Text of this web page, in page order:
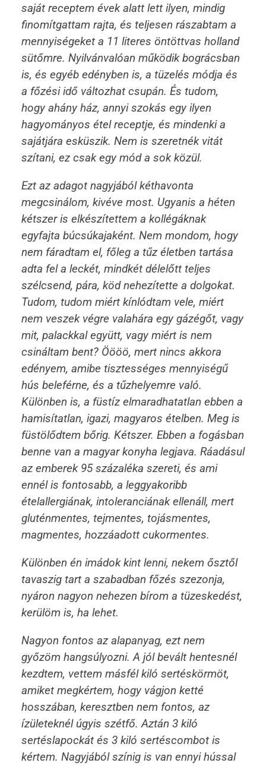
saját receptem évek alatt lett ilyen, mindig
finomítgattam rajta, és teljesen rászabtam a
mennyiségeket a 11 literes öntöttvas holland
sütőmre. Nyilvánvalóan működik bográcsban
is, és egyéb edényben is, a tüzelés módja és
a főzési idő változhat csupán. És tudom,
hogy ahány ház, annyi szokás egy ilyen
hagyományos étel receptje, és mindenki a
sajátjára esküszik. Nem is szeretnék vitát
szítani, ez csak egy mód a sok közül.
Ezt az adagot nagyjából kéthavonta
megcsinálom, kivéve most. Ugyanis a héten
kétszer is elkészítettem a kollégáknak
egyfajta búcsúkajaként. Nem mondom, hogy
nem fáradtam el, főleg a tűz életben tartása
adta fel a leckét, mindkét délelőtt teljes
szélcsend, pára, köd nehezítette a dolgokat.
Tudom, tudom miért kínlódtam vele, miért
nem veszek végre valahára egy gázégőt, vagy
mit, palackkal együtt, vagy miért is nem
csináltam bent? Öööö, mert nincs akkora
edényem, amibe tisztességes mennyiségű
hús beleférne, és a tűzhelyemre való.
Különben is, a füstíz elmaradhatatlan ebben a
hamisítatlan, igazi, magyaros ételben. Meg is
füstölődtem bőrig. Kétszer. Ebben a fogásban
benne van a magyar konyha legjava. Ráadásul
az emberek 95 százaléka szereti, és ami
ennél is fontosabb, a leggyakoribb
ételallergiának, intoleranciának ellenáll, mert
gluténmentes, tejmentes, tojásmentes,
magmentes, hozzáadott cukormentes.
Különben én imádok kint lenni, nekem ősztől
tavaszig tart a szabadban főzés szezonja,
nyáron nagyon nehezen bírom a tüzeskedést,
kerülöm is, ha lehet.
Nagyon fontos az alapanyag, ezt nem
győzöm hangsúlyozni. A jól bevált hentesnél
kezdtem, vettem másfél kiló sertéskörmöt,
amiket megkértem, hogy vágjon ketté
hosszában, keresztben nem fontos, az
ízületeknél úgyis szétfő. Aztán 3 kiló
sertéslapockát és 3 kiló sertéscombot is
kértem. Nagyjából színig is van ennyi hússal